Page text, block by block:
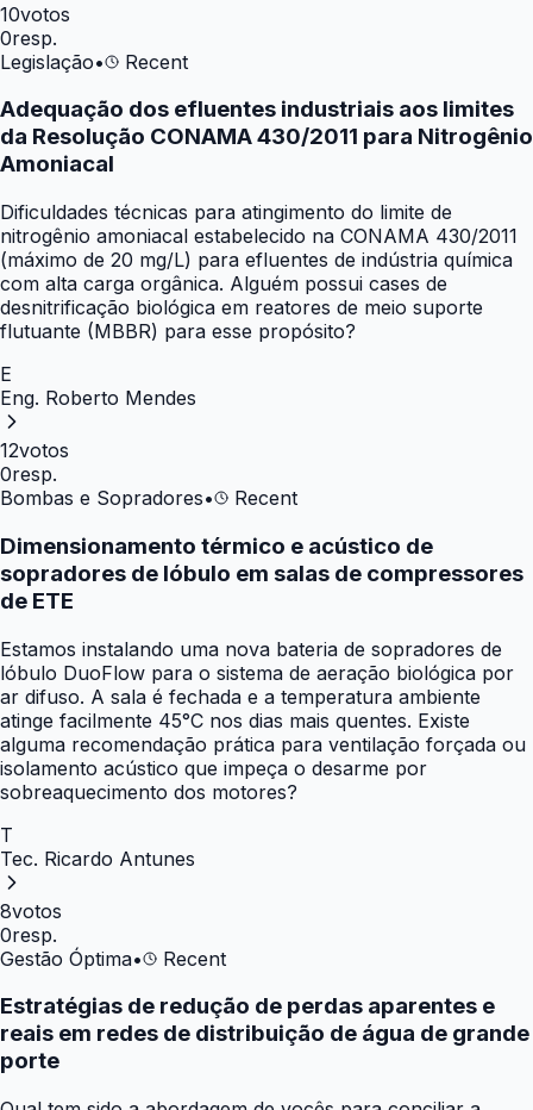
10votos
0resp.
Legislação• Recent
Adequação dos efluentes industriais aos limites
da Resolução CONAMA 430/2011 para Nitrogênio
Amoniacal
Dificuldades técnicas para atingimento do limite de
nitrogênio amoniacal estabelecido na CONAMA 430/2011
(máximo de 20 mg/L) para efluentes de indústria química
com alta carga orgânica. Alguém possui cases de
desnitrificação biológica em reatores de meio suporte
flutuante (MBBR) para esse propósito?
E
Eng. Roberto Mendes
12votos
0resp.
Bombas e Sopradores• Recent
Dimensionamento térmico e acústico de
sopradores de lóbulo em salas de compressores
de ETE
Estamos instalando uma nova bateria de sopradores de
lóbulo DuoFlow para o sistema de aeração biológica por
ar difuso. A sala é fechada e a temperatura ambiente
atinge facilmente 45°C nos dias mais quentes. Existe
alguma recomendação prática para ventilação forçada ou
isolamento acústico que impeça o desarme por
sobreaquecimento dos motores?
T
Tec. Ricardo Antunes
8votos
0resp.
Gestão Óptima• Recent
Estratégias de redução de perdas aparentes e
reais em redes de distribuição de água de grande
porte